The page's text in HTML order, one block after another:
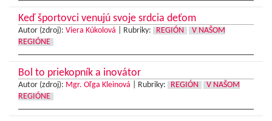
Keď športovci venujú svoje srdcia deťom
Autor (zdroj): Viera Kúkolová Rubriky: REGIÓN
V NAŠOM
REGIÓNE
Bol to priekopník a inovátor
Autor (zdroj): Mgr. Oľga Kleinová Rubriky: REGIÓN
V NAŠOM
REGIÓNE